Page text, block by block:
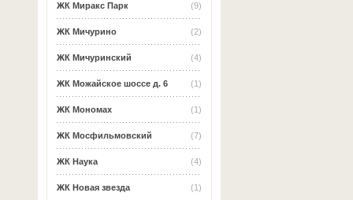
(9)
ЖК Миракс Парк
(2)
ЖК Мичурино
(4)
ЖК Мичуринский
(1)
ЖК Можайское шоссе д. 6
(1)
ЖК Мономах
(7)
ЖК Мосфильмовский
(4)
ЖК Наука
(1)
ЖК Новая звезда